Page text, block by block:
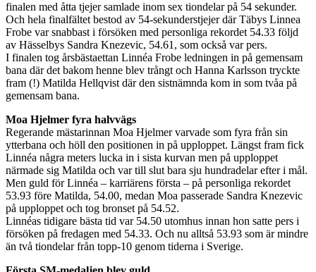
finalen med åtta tjejer samlade inom sex tiondelar på 54 sekunder.
Och hela finalfältet bestod av 54-sekunderstjejer där Täbys Linnea
Frobe var snabbast i försöken med personliga rekordet 54.33 följd
av Hässelbys Sandra Knezevic, 54.61, som också var pers.
I finalen tog årsbästaettan Linnéa Frobe ledningen in på gemensam
bana där det bakom henne blev trångt och Hanna Karlsson tryckte
fram (!) Matilda Hellqvist där den sistnämnda kom in som tvåa på
gemensam bana.
Moa Hjelmer fyra halvvägs
Regerande mästarinnan Moa Hjelmer varvade som fyra från sin
ytterbana och höll den positionen in på upploppet. Längst fram fick
Linnéa några meters lucka in i sista kurvan men på upploppet
närmade sig Matilda och var till slut bara sju hundradelar efter i mål.
Men guld för Linnéa – karriärens första – på personliga rekordet
53.93 före Matilda, 54.00, medan Moa passerade Sandra Knezevic
på upploppet och tog bronset på 54.52.
Linnéas tidigare bästa tid var 54.50 utomhus innan hon satte pers i
försöken på fredagen med 54.33. Och nu alltså 53.93 som är mindre
än två tiondelar från topp-10 genom tiderna i Sverige.